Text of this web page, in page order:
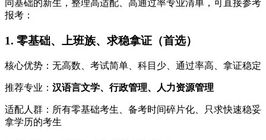
同基础的新生，整理高适配、高通过率专业清单，可直接参考
报考：
1. 零基础、上班族、求稳拿证（首选）
核心优势：无高数、考试简单、科目少、通过率高、拿证稳定
推荐专业： 汉语言文学、行政管理、人力资源管理
适配人群：所有零基础考生、备考时间碎片化、只求快速稳妥
拿学历的考生